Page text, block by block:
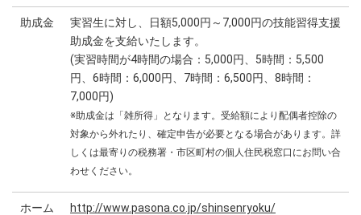
助成金
実習生に対し、日額5,000円～7,000円の技能習得支援
助成金を支給いたします。
(実習時間が4時間の場合：5,000円、5時間：5,500
円、6時間：6,000円、7時間：6,500円、8時間：
7,000円)
※助成金は「雑所得」となります。受給額により配偶者控除の
対象から外れたり、確定申告が必要となる場合があります。詳
しくは最寄りの税務署・市区町村の個人住民税窓口にお問い合
わせください。
ホーム
http://www.pasona.co.jp/shinsenryoku/